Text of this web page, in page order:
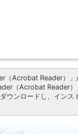
（Acrobat Reader）」
（Acrobat Reader）
ウンロードし、インス